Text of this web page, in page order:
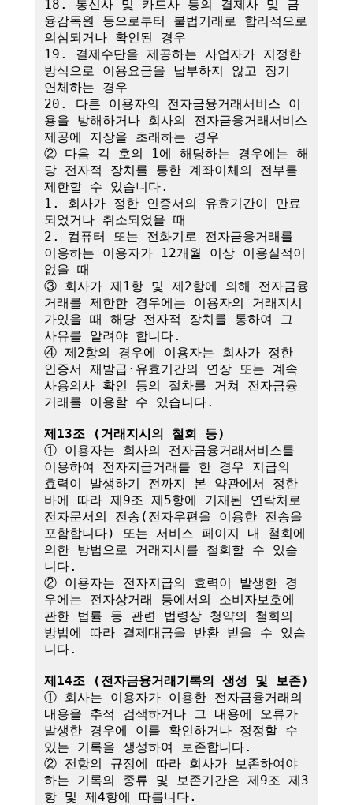
18. 통신사 및 카드사 등의 결제사 및 금
융감독원 등으로부터 불법거래로 합리적으로
의심되거나 확인된 경우
19. 결제수단을 제공하는 사업자가 지정한
방식으로 이용요금을 납부하지 않고 장기
연체하는 경우
20. 다른 이용자의 전자금융거래서비스 이
용을 방해하거나 회사의 전자금융거래서비스
제공에 지장을 초래하는 경우
② 다음 각 호의 1에 해당하는 경우에는 해
당 전자적 장치를 통한 계좌이체의 전부를
제한할 수 있습니다.
1. 회사가 정한 인증서의 유효기간이 만료
되었거나 취소되었을 때
2. 컴퓨터 또는 전화기로 전자금융거래를
이용하는 이용자가 12개월 이상 이용실적이
없을 때
③ 회사가 제1항 및 제2항에 의해 전자금융
거래를 제한한 경우에는 이용자의 거래지시
가있을 때 해당 전자적 장치를 통하여 그
사유를 알려야 합니다.
④ 제2항의 경우에 이용자는 회사가 정한
인증서 재발급·유효기간의 연장 또는 계속
사용의사 확인 등의 절차를 거쳐 전자금융
거래를 이용할 수 있습니다.
제13조 (거래지시의 철회 등)
① 이용자는 회사의 전자금융거래서비스를
이용하여 전자지급거래를 한 경우 지급의
효력이 발생하기 전까지 본 약관에서 정한
바에 따라 제9조 제5항에 기재된 연락처로
전자문서의 전송(전자우편을 이용한 전송을
포함합니다) 또는 서비스 페이지 내 철회에
의한 방법으로 거래지시를 철회할 수 있습
니다.
② 이용자는 전자지급의 효력이 발생한 경
우에는 전자상거래 등에서의 소비자보호에
관한 법률 등 관련 법령상 청약의 철회의
방법에 따라 결제대금을 반환 받을 수 있습
니다.
제14조 (전자금융거래기록의 생성 및 보존)
① 회사는 이용자가 이용한 전자금융거래의
내용을 추적 검색하거나 그 내용에 오류가
발생한 경우에 이를 확인하거나 정정할 수
있는 기록을 생성하여 보존합니다.
② 전항의 규정에 따라 회사가 보존하여야
하는 기록의 종류 및 보존기간은 제9조 제3
항 및 제4항에 따릅니다.